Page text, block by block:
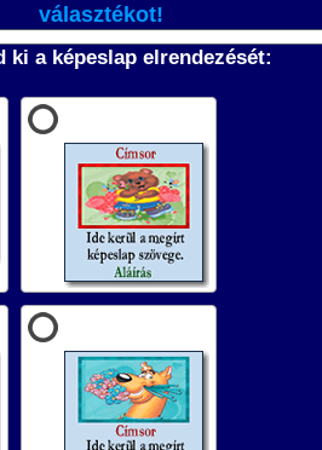
választékot!
ki a képeslap elrendezését: